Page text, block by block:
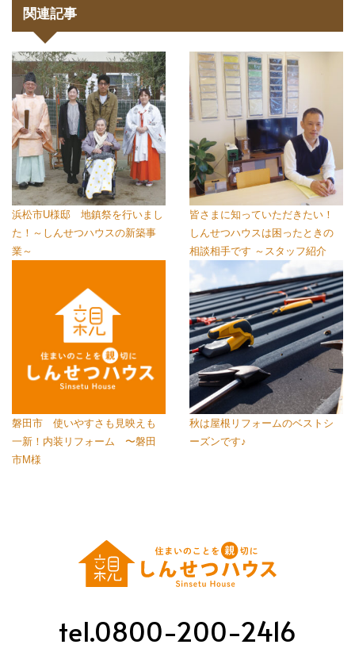
関連記事
浜松市U様邸 地鎮祭を行いまし
た！～しんせつハウスの新築事
業～
皆さまに知っていただきたい！
しんせつハウスは困ったときの
相談相手です ～スタッフ紹介
磐田市 使いやすさも見映えも
一新！内装リフォーム 〜磐田
市M様
秋は屋根リフォームのベストシ
ーズンです♪
tel.0800-200-2416